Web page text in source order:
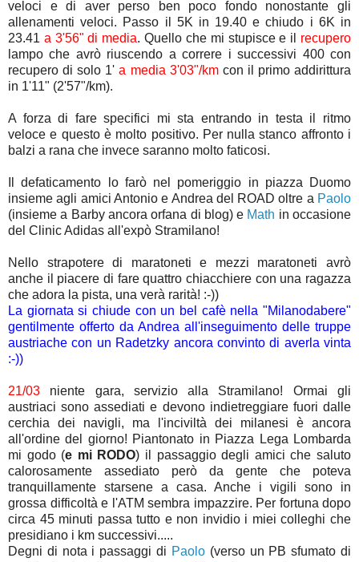
veloci e di aver perso ben poco fondo nonostante gli
allenamenti veloci. Passo il 5K in 19.40 e chiudo i 6K in
23.41 a 3'56" di media. Quello che mi stupisce e il recupero
lampo che avrò riuscendo a correre i successivi 400 con
recupero di solo 1'a media 3'03"/kmcon il primo addirittura
in 1'11" (2'57"/km).
A forza di fare specifici mi sta entrando in testa il ritmo
veloce e questo è molto positivo. Per nulla stanco affronto i
balzi a rana che invece saranno molto faticosi.
Il defaticamento lo farò nel pomeriggio in piazza Duomo
insieme agli amici Antonio e Andrea del ROAD oltre a Paolo
(insieme a Barby ancora orfana di blog) e Math in occasione
del Clinic Adidas all'expò Stramilano!
Nello strapotere di maratoneti e mezzi maratoneti avrò
anche il piacere di fare quattro chiacchiere con una ragazza
che adora la pista, una verà rarità! :-))
La giornata si chiude con un bel cafè nella "Milanodabere"
gentilmente offerto da Andrea all'inseguimento delle truppe
austriache con un Radetzky ancora convinto di averla vinta
:-))
21/03 niente gara, servizio alla Stramilano! Ormai gli
austriaci sono assediati e devono indietreggiare fuori dalle
cerchia dei navigli, ma l'inciviltà dei milanesi è ancora
all'ordine del giorno! Piantonato in Piazza Lega Lombarda
mi godo (e mi RODO) il passaggio degli amici che saluto
calorosamente assediato però da gente che poteva
tranquillamente starsene a casa. Anche i vigili sono in
grossa difficoltà e l'ATM sembra impazzire. Per fortuna dopo
circa 45 minuti passa tutto e non invidio i miei colleghi che
presidiano i km successivi.....
Degni di nota i passaggi di Paolo(verso un PB sfumato di